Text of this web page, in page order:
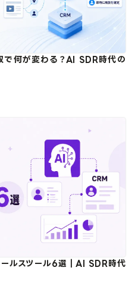
が変わる？AI SDR時代の
ルスツール6選｜AI SDR時代